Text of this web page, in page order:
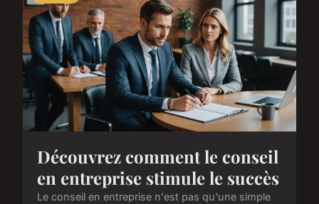
Découvrez comment le conseil
en entreprise stimule le succès
Le conseil en entreprise n'est pas qu'une simple